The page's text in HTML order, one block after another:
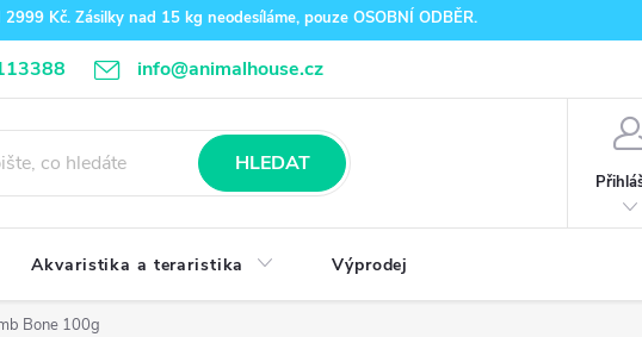
Kč. Zásilky nad 15 kg neodesíláme, pouze OSOBNÍ ODBĚR.
info@animalhouse.cz
Doprava a platba Kontakty
HLEDAT
Akvaristika a teraristika Výprodej
Bone 100g